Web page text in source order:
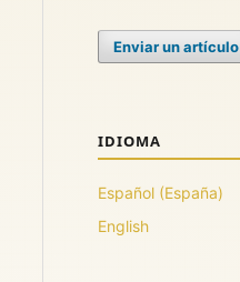
Enviar un artículo
IDIOMA
Español (España)
English